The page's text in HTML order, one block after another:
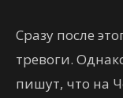
Сразу после
тревоги.
пишут, что на